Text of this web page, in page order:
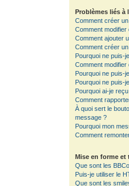
Problèmes liés à
Comment créer
Comment
Comment ajouter
Comment créer
Pourquoi ne puis-
Comment
Pourquoi ne puis-
Pourquoi ne puis-
Pourquoi ai-je
Comment
À quoi sert le
message ?
Pourquoi mon
Comment
Mise en forme et
Que sont les
Puis-je utiliser le
Que sont les